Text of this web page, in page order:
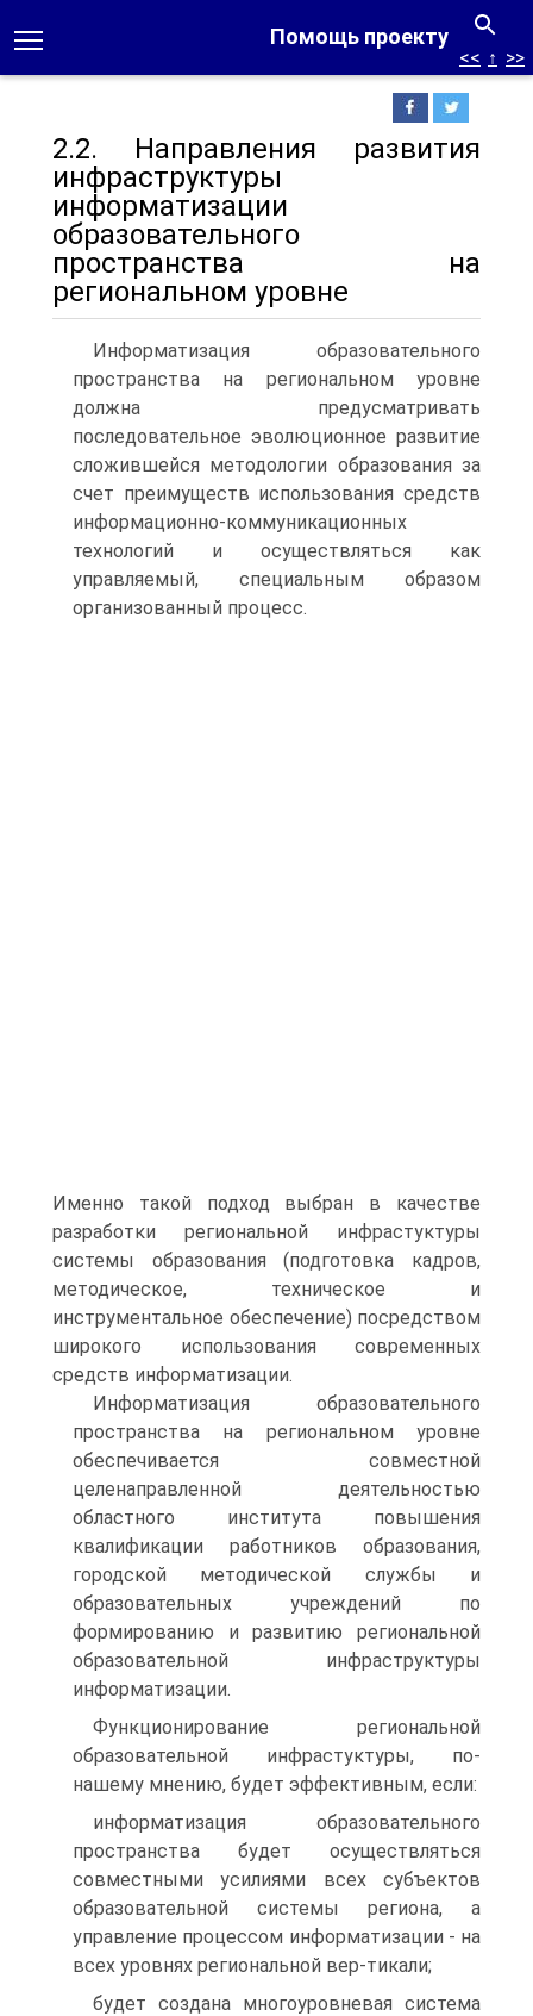
Помощь проекту
<< ↑ >>
2.2. Направления развития
инфраструктуры
информатизации
образовательного
пространства на
региональном уровне
Информатизация образовательного
пространства на региональном уровне
должна предусматривать
последовательное эволюционное развитие
сложившейся методологии образования за
счет преимуществ использования средств
информационно-коммуникационных
технологий и осуществляться как
управляемый, специальным образом
организованный процесс.
Именно такой подход выбран в качестве
разработки региональной инфрастуктуры
системы образования (подготовка кадров,
методическое, техническое и
инструментальное обеспечение) посредством
широкого использования современных
средств информатизации.
Информатизация образовательного
пространства на региональном уровне
обеспечивается совместной
целенаправленной деятельностью
областного института повышения
квалификации работников образования,
городской методической службы и
образовательных учреждений по
формированию и развитию региональной
образовательной инфраструктуры
информатизации.
Функционирование региональной
образовательной инфрастуктуры, по-
нашему мнению, будет эффективным, если:
информатизация образовательного
пространства будет осуществляться
совместными усилиями всех субъектов
образовательной системы региона, а
управление процессом информатизации - на
всех уровнях региональной вер-тикали;
будет создана многоуровневая система